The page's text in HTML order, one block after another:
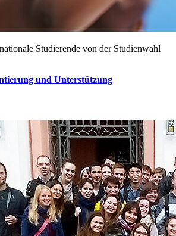
Studierende von der Studienwahl
und Unterstützung